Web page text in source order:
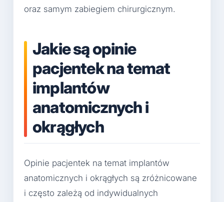
oraz samym zabiegiem chirurgicznym.
Jakie są opinie
pacjentek na temat
implantów
anatomicznych i
okrągłych
Opinie pacjentek na temat implantów
anatomicznych i okrągłych są zróżnicowane
i często zależą od indywidualnych